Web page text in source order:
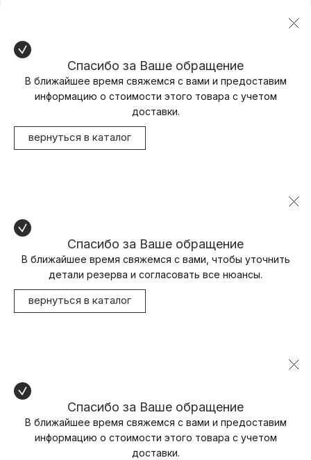
Спасибо за Ваше обращение
В ближайшее время свяжемся с вами и предоставим
информацию о стоимости этого товара с учетом
доставки.
вернуться в каталог
Спасибо за Ваше обращение
В ближайшее время свяжемся с вами, чтобы уточнить
детали резерва и согласовать все нюансы.
вернуться в каталог
Спасибо за Ваше обращение
В ближайшее время свяжемся с вами и предоставим
информацию о стоимости этого товара с учетом
доставки.